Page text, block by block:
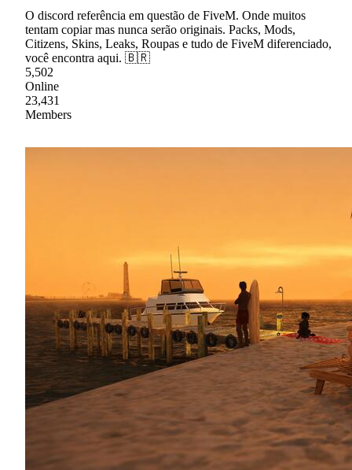
O discord referência em questão de FiveM. Onde muitos
tentam copiar mas nunca serão originais. Packs, Mods,
Citizens, Skins, Leaks, Roupas e tudo de FiveM diferenciado,
você encontra aqui. 🇧🇷
5,502
Online
23,431
Members